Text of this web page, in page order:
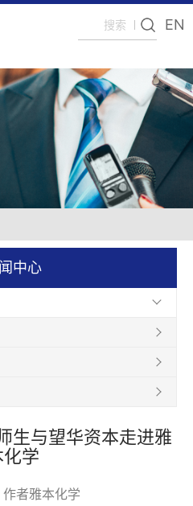
EN
中心
生与望华资本走进雅
化学
者雅本化学